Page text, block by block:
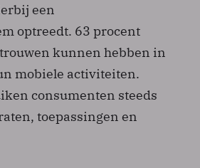
een
optreedt. 63 procent
kunnen hebben in
mobiele activiteiten.
consumenten steeds
toepassingen en